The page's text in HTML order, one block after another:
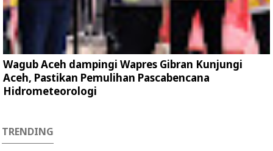
Wagub Aceh dampingi Wapres Gibran Kunjungi
Aceh, Pastikan Pemulihan Pascabencana
Hidrometeorologi
TRENDING